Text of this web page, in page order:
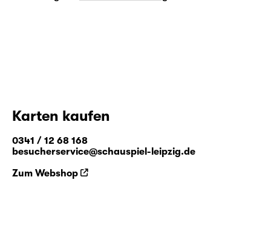
Karten kaufen
0341 / 12 68 168
besucherservice@schauspiel-leipzig.de
Zum Webshop